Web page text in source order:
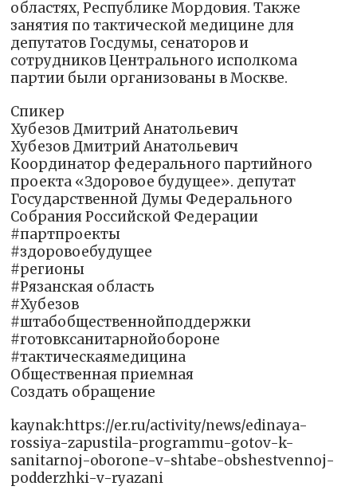
областях, Республике Мордовия. Также
занятия по тактической медицине для
депутатов Госдумы, сенаторов и
сотрудников Центрального исполкома
партии были организованы в Москве.
Спикер
Хубезов Дмитрий Анатольевич
Хубезов Дмитрий Анатольевич
Координатор федерального партийного
проекта «Здоровое будущее». депутат
Государственной Думы Федерального
Собрания Российской Федерации
#партпроекты
#здоровоебудущее
#регионы
#Рязанская область
#Хубезов
#штабобщественнойподдержки
#готовксанитарнойобороне
#тактическаямедицина
Общественная приемная
Создать обращение
kaynak:https://er.ru/activity/news/edinaya-
rossiya-zapustila-programmu-gotov-k-
sanitarnoj-oborone-v-shtabe-obshestvennoj-
podderzhki-v-ryazani